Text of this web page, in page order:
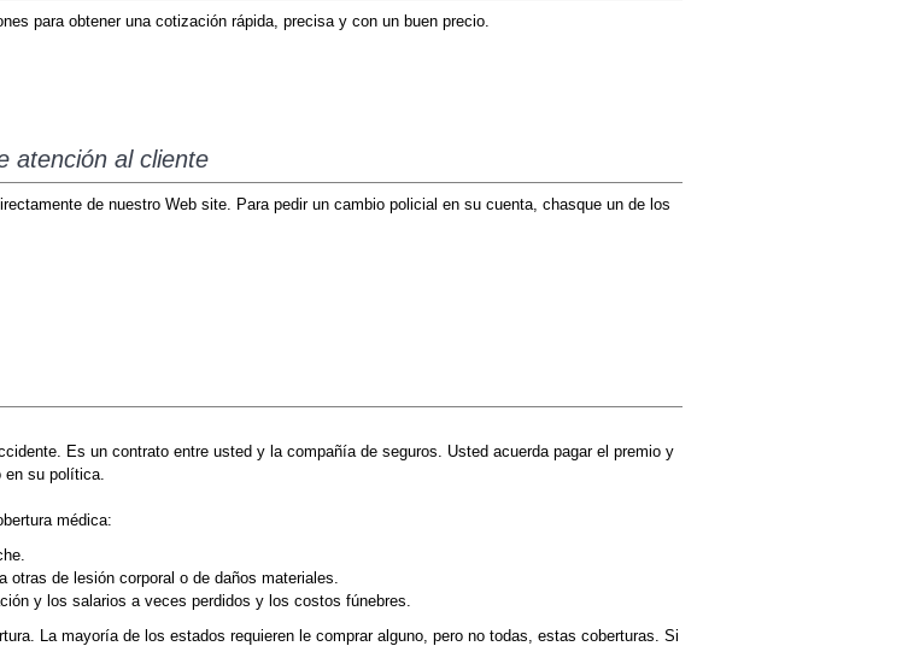
para obtener una cotización rápida, precisa y con un buen precio.
atención al cliente
de nuestro Web site. Para pedir un cambio policial en su cuenta, chasque un de los
Es un contrato entre usted y la compañía de seguros. Usted acuerda pagar el premio y
en su política.
médica:
otras de lesión corporal o de daños materiales.
y los salarios a veces perdidos y los costos fúnebres.
La mayoría de los estados requieren le comprar alguno, pero no todas, estas coberturas. Si